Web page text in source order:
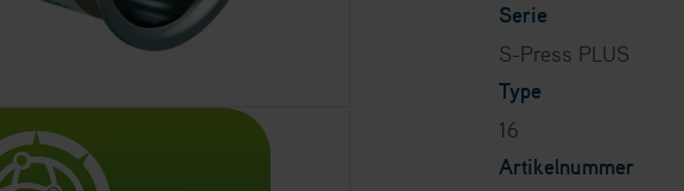
Serie
S-Press PLUS
Type
16
Artikelnummer